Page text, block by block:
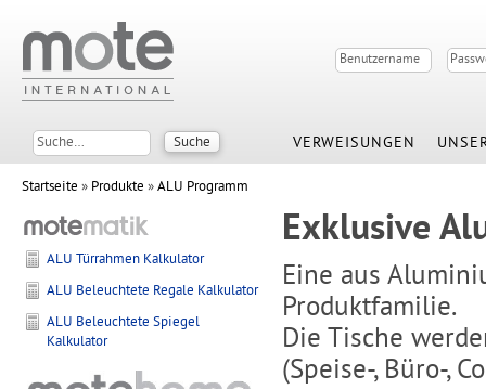
VERWEISUNGEN
Startseite » Produkte »ALU Programm
Exklusive
Eine aus
Produktfamilie.
Die Tische
(Speise-, Büro-,
ALU Türrahmen Kalkulator
ALU Beleuchtete Regale Kalkulator
ALU Beleuchtete Spiegel
Kalkulator